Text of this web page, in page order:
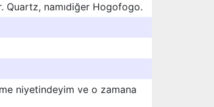
Quartz, namıdiğer Hogofogo.
niyetindeyim ve o zamana